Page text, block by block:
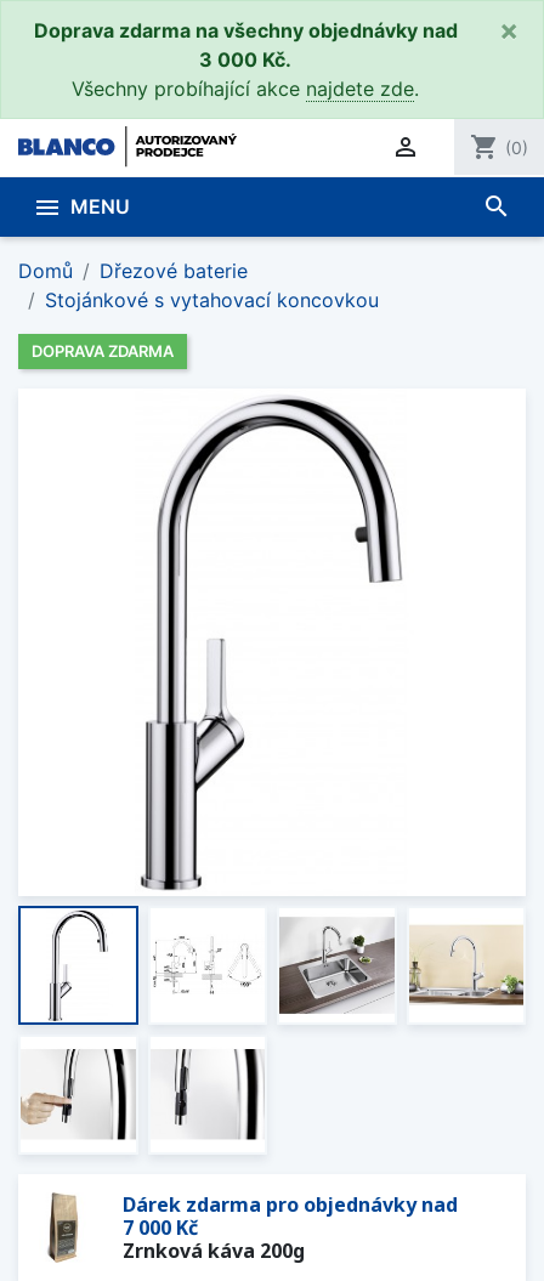
Doprava zdarma na všechny objednávky nad
3 000 Kč.
Všechny probíhající akce najdete zde.
×
 shopping_cart (0)
 MENU search
Domů
Dřezové baterie
Stojánkové s vytahovací koncovkou
DOPRAVA ZDARMA
Dárek zdarma pro objednávky nad
7 000 Kč
Zrnková káva 200g